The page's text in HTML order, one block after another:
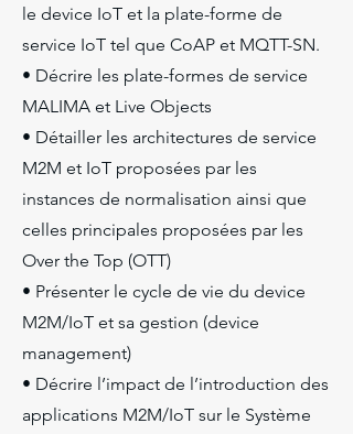
le device IoT et la plate-forme de
service IoT tel que CoAP et MQTT-SN.
• Décrire les plate-formes de service
MALIMA et Live Objects
• Détailler les architectures de service
M2M et IoT proposées par les
instances de normalisation ainsi que
celles principales proposées par les
Over the Top (OTT)
• Présenter le cycle de vie du device
M2M/IoT et sa gestion (device
management)
• Décrire l’impact de l’introduction des
applications M2M/IoT sur le Système